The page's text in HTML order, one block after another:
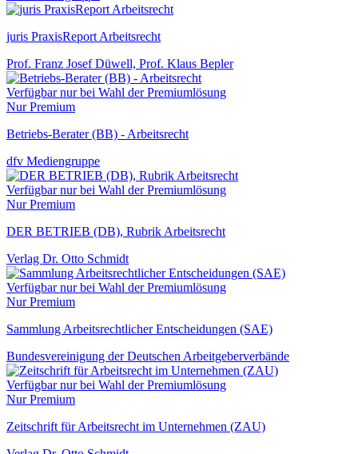
juris PraxisReport Arbeitsrecht
Prof. Franz Josef Düwell, Prof. Klaus Bepler
Verfügbar nur bei Wahl der Premiumlösung
Nur Premium
Betriebs-Berater (BB) - Arbeitsrecht
dfv Mediengruppe
Verfügbar nur bei Wahl der Premiumlösung
Nur Premium
DER BETRIEB (DB), Rubrik Arbeitsrecht
Verlag Dr. Otto Schmidt
Verfügbar nur bei Wahl der Premiumlösung
Nur Premium
Sammlung Arbeitsrechtlicher Entscheidungen (SAE)
Bundesvereinigung der Deutschen Arbeitgeberverbände
Verfügbar nur bei Wahl der Premiumlösung
Nur Premium
Zeitschrift für Arbeitsrecht im Unternehmen (ZAU)